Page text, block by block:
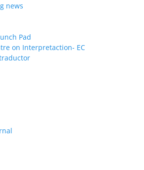
news
Pad
on Interpretaction- EC